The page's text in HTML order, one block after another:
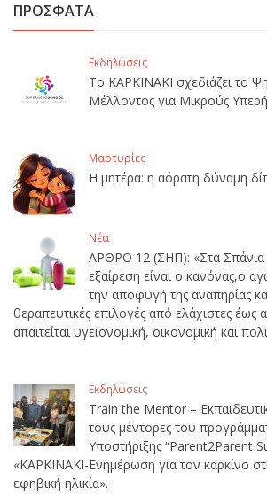
ΠΡΟΣΦΑΤΑ
Εκδηλώσεις
Το ΚΑΡΚΙΝΑΚΙ σχεδιάζει το
Μέλλοντος για Μικρούς
Μαρτυρίες
Η μητέρα: η αόρατη δύναμη
Νέα
ΑΡΘΡΟ 12 (ΣΗΠ): «Στα
εξαίρεση είναι ο κανόνας,ο
την αποφυγή της αναπηρίας
θεραπευτικές επιλογές από ελάχιστες έως
απαιτείται υγειονομική, οικονομική και
Εκδηλώσεις
Train the Mentor –
τους μέντορες του
Υποστήριξης “Parent2Parent
«ΚΑΡΚΙΝΑΚΙ-Ενημέρωση για τον καρκίνο
εφηβική ηλικία».